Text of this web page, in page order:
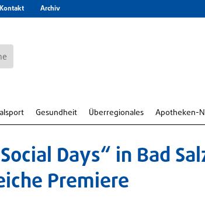
Kontakt Archiv
Gesundheit Überregionales Apotheken-
Days“ in Bad
Premiere